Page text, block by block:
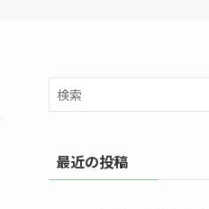
最近の投稿